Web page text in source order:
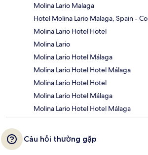
Molina Lario Malaga
Hotel Molina Lario Malaga, Spain -
Molina Lario Hotel Hotel
Molina Lario
Molina Lario Hotel Málaga
Molina Lario Hotel Hotel Málaga
Molina Lario Hotel Hotel
Molina Lario Hotel Málaga
Molina Lario Hotel Hotel Málaga
Câu hỏi thường gặp